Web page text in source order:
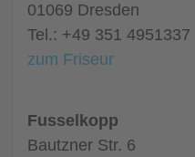
01069 Dresden
Tel.: +49 351 4951337
zum Friseur
Fusselkopp
Bautzner Str. 6